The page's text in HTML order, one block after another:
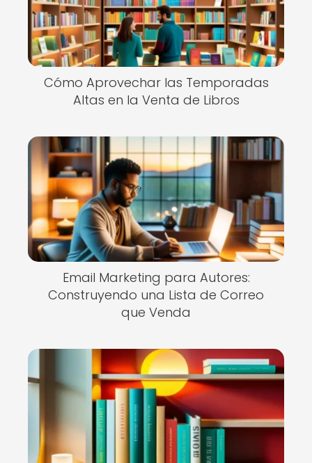
Cómo Aprovechar las Temporadas
Altas en la Venta de Libros
Email Marketing para Autores:
Construyendo una Lista de Correo
que Venda